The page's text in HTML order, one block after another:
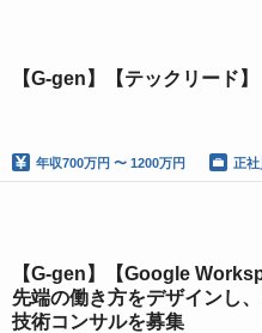
【G-gen】【テックリード】
年収700万円 〜 1200万円 正社
【G-gen】【Google
先端の働き方をデザインし
技術コンサルを募集